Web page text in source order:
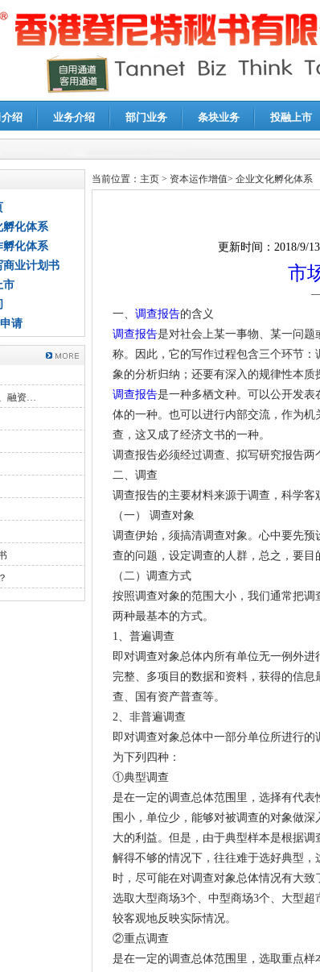
绍 业务介绍 部门业务 条块业务 投融上市
|企业所得税汇算清缴申报鉴证
孵化体系
孵化体系
商业计划书
市
请
融资…
当前位置： 主页 > 资本运作增值> 企业文化孵化体系
更新时间： 2018/9/
市
一、 调查报告的含义
调查报告是对社会上某一事物、某一问
称。因此，它的写作过程包含三个环节
象的分析归纳；还要有深入的规律性本质
调查报告是一种多栖文种。可以公开发
体的一种。也可以进行内部交流，作为
查，这又成了经济文书的一种。
调查报告必须经过调查、拟写研究报告两
二、调查
调查报告的主要材料来源于调查，科学客
（一） 调查对象
调查伊始，须搞清调查对象。心中要先
查的问题，设定调查的人群，总之，要目
（二）调查方式
按照调查对象的范围大小，我们通常把
两种最基本的方式。
1、普遍调查
即对调查对象总体内所有单位无一例外
完整、多项目的数据和资料，获得的信
查、国有资产普查等。
2、非普遍调查
即对调查对象总体中一部分单位所进行
为下列四种：
①典型调查
是在一定的调查总体范围里，选择有代
围小，单位少，能够对被调查的对象做
大的利益。但是，由于典型样本是根据
解得不够的情况下，往往难于选好典型
时，尽可能在对调查对象总体情况有大
选取大型商场3个、中型商场3个、大型
较客观地反映实际情况。
②重点调查
是在一定的调查总体范围里，选取重点